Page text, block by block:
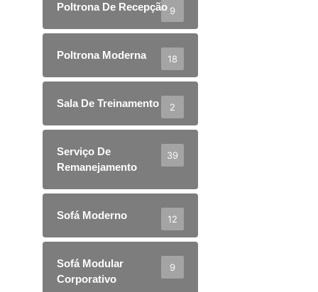
Poltrona De Recepção 9
Poltrona Moderna 18
Sala De Treinamento 2
Serviço De
Remanejamento
39
Sofá Moderno 12
Sofá Modular
Corporativo
9